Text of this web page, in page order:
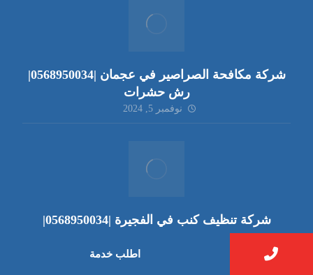
شركة مكافحة الصراصير في عجمان |0568950034|
رش حشرات
نوفمبر 5, 2024
شركة تنظيف كنب في الفجيرة |0568950034|
اطلب خدمة